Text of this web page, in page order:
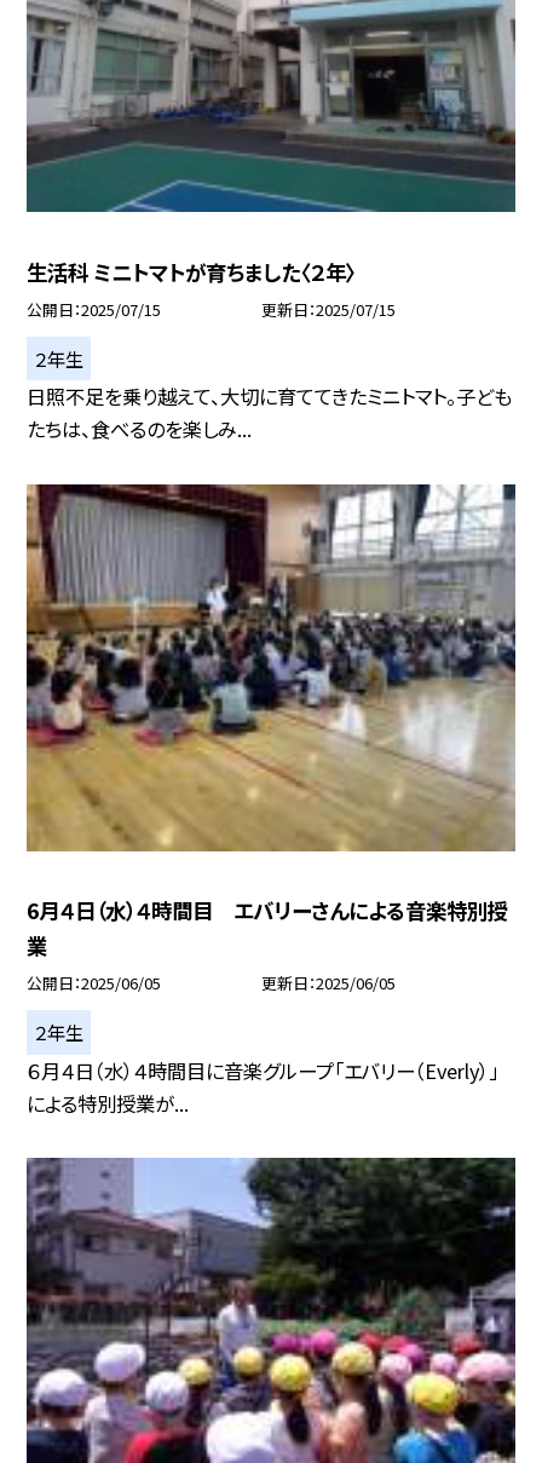
生活科 ミニトマトが育ちました〈２年〉
公開日 2025/07/15 更新日 2025/07/15
２年生
日照不足を乗り越えて、大切に育ててきたミニトマト。子ども
たちは、食べるのを楽しみ...
6月４日（水）４時間目 エバリーさんによる音楽特別授
業
公開日 2025/06/05 更新日 2025/06/05
２年生
６月４日（水）４時間目に音楽グループ「エバリー（Everly）」
による特別授業が...